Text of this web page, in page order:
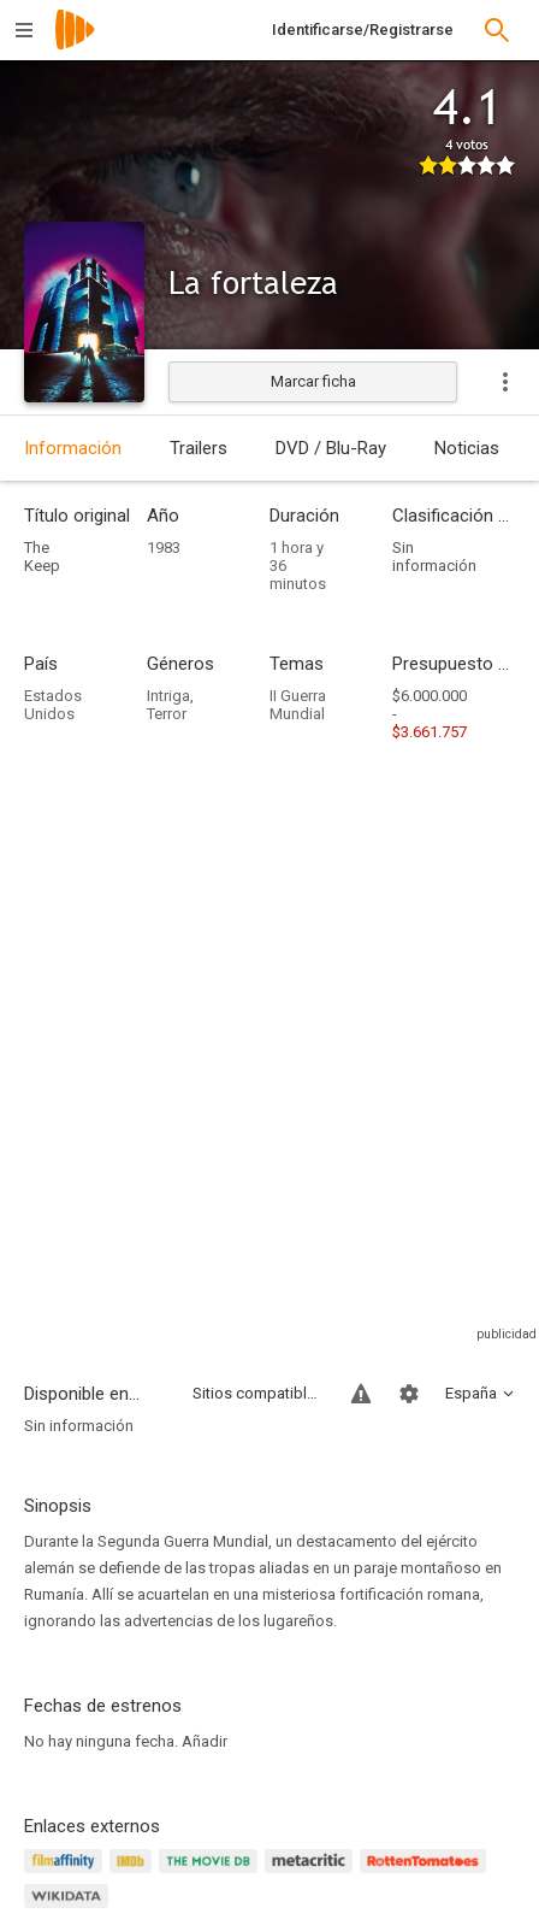
Identificarse/Registrarse
4.1
4 votos
La fortaleza
Estrenada
Marcar ficha
Información Trailers DVD / Blu-Ray Noticias
Título original
The
Keep
Año
1983
Duración
1 hora y
36
minutos
Clasificación por edades
Sin
información
País
Estados
Unidos
Géneros
Intriga,
Terror
Temas
II Guerra
Mundial
Presupuesto - Ingresos
$6.000.000
-
$3.661.757
Disponible en... España
Sitios compatibles
Sin información
Sinopsis
Durante la Segunda Guerra Mundial, un destacamento del ejército
alemán se defiende de las tropas aliadas en un paraje montañoso en
Rumanía. Allí se acuartelan en una misteriosa fortificación romana,
ignorando las advertencias de los lugareños.
Fechas de estrenos
No hay ninguna fecha. Añadir
Enlaces externos